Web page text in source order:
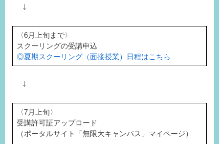
↓
〈6月上旬まで〉
スクーリングの受講申込
◎夏期スクーリング（面接授業）日程はこちら
↓
〈7月上旬〉
受講許可証アップロード
（ポータルサイト「無限大キャンパス」マイページ）